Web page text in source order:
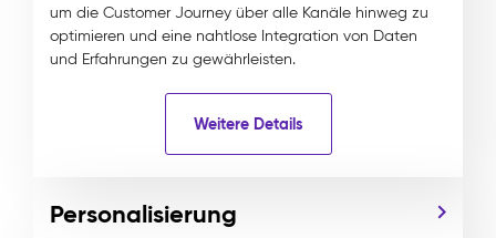
um die Customer Journey über alle Kanäle hinweg zu
optimieren und eine nahtlose Integration von Daten
und Erfahrungen zu gewährleisten.
Weitere Details
Personalisierung